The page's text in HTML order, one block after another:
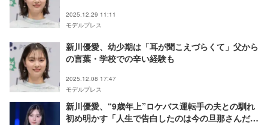
2025.12.29 11:11
モデルプレス
新川優愛、幼少期は「耳が聞こえづらくて」父から
の言葉・学校での辛い経験も
2025.12.08 17:47
モデルプレス
新川優愛、“9歳年上”ロケバス運転手の夫との馴れ
初め明かす「人生で告白したのは今の旦那さんだ